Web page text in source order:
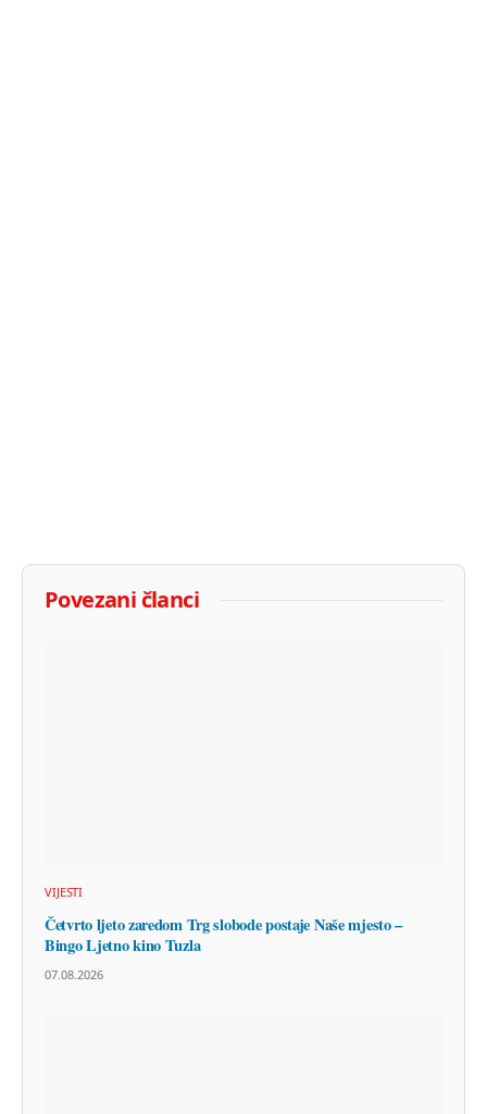
Povezani članci
VIJESTI
Četvrto ljeto zaredom Trg slobode postaje Naše mjesto –
Bingo Ljetno kino Tuzla
07.08.2026